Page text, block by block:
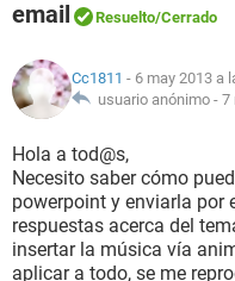
email
Resuelto/Cerrado
Cc1811 - 6 may 2013 a
usuario anónimo - 7
Hola a tod@s,
Necesito saber cómo
powerpoint y enviarla por
respuestas acerca del
insertar la música vía
aplicar a todo, se me